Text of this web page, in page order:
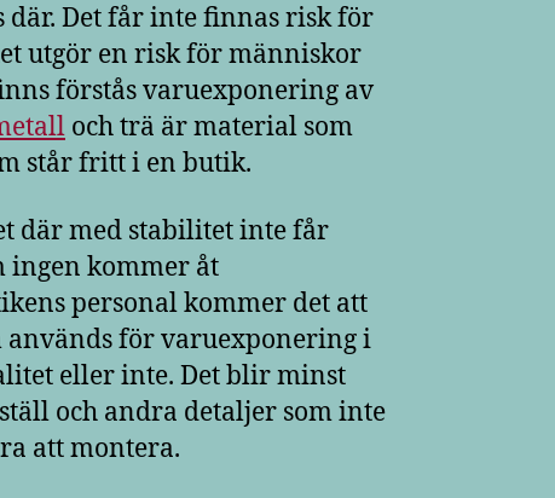
Det får inte finnas risk för
utgör en risk för människor
förstås varuexponering av
och trä är material som
står fritt i en butik.
där med stabilitet inte får
ingen kommer åt
personal kommer det att
används för varuexponering i
eller inte. Det blir minst
och andra detaljer som inte
att montera.